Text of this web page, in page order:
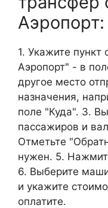
Аэропорт:
1. Укажите пункт
Аэропорт" - в
другое место
назначения,
поле "Куда". 3.
пассажиров и
Отметьте
нужен. 5.
6. Выберите
и укажите
оплатите.